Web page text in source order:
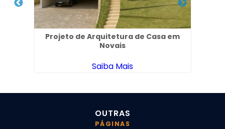
Projeto de Arquitetura de Casa em
Novais
Saiba Mais
OUTRAS
PÁGINAS